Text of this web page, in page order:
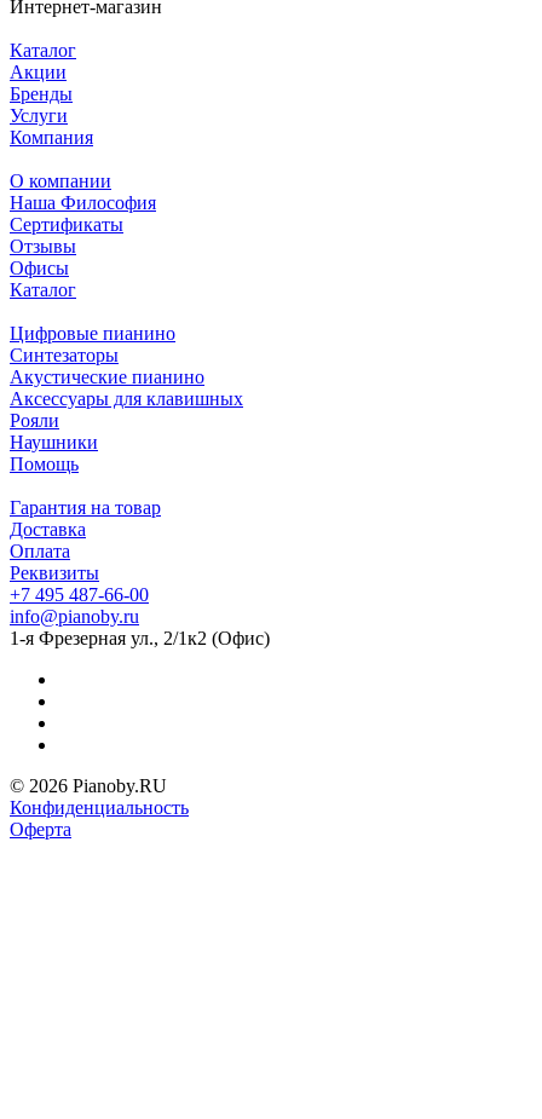
Интернет-магазин
Каталог
Акции
Бренды
Услуги
Компания
О компании
Наша Философия
Сертификаты
Отзывы
Офисы
Каталог
Цифровые пианино
Синтезаторы
Акустические пианино
Аксессуары для клавишных
Рояли
Наушники
Помощь
Гарантия на товар
Доставка
Оплата
Реквизиты
+7 495 487-66-00
info@pianoby.ru
1-я Фрезерная ул., 2/1к2 (Офис)
© 2026 Pianoby.RU
Конфиденциальность
Оферта